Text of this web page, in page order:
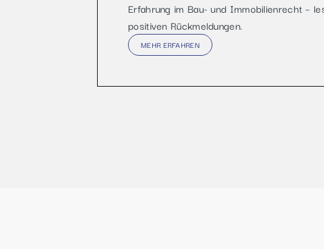
Erfahrung im Bau- und Immobilienrecht –
positiven Rückmeldungen.
MEHR ERFAHREN